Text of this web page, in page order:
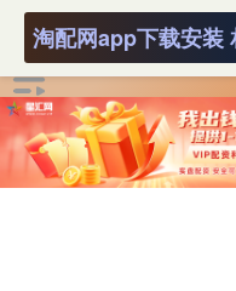
淘配网app下载安装